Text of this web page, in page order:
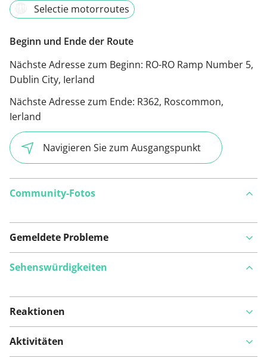
Selectie motorroutes
Beginn und Ende der Route
Nächste Adresse zum Beginn: RO-RO Ramp Number 5,
Dublin City, Ierland
Nächste Adresse zum Ende: R362, Roscommon,
Ierland
Navigieren Sie zum Ausgangspunkt
Community-Fotos
Gemeldete Probleme
Auf Karte anzeigen
Sehenswürdigkeiten
Reaktionen
Aktivitäten